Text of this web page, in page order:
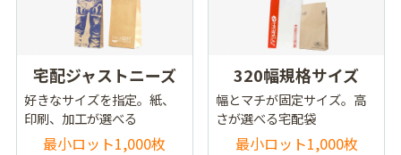
宅配ジャストニーズ
好きなサイズを指定。紙、
印刷、加工が選べる
最小ロット1,000枚
320幅規格サイズ
幅とマチが固定サイズ。高
さが選べる宅配袋
最小ロット1,000枚